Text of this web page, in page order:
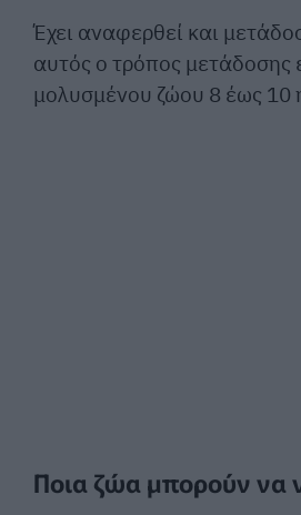
Έχει αναφερθεί και
αυτός ο τρόπος μετάδοσης
μολυσμένου ζώου 8 έως 10
Ποια ζώα μπορούν να